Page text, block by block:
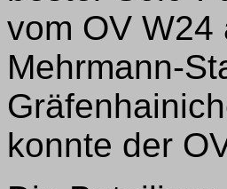
vom OV W24
Mehrmann-
konnte der